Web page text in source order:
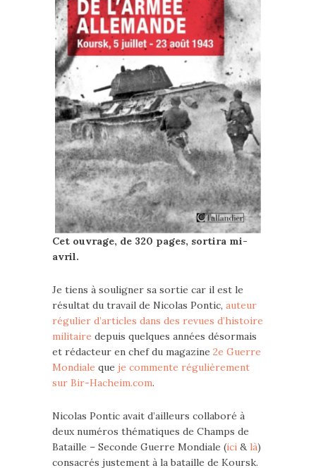
Cet ouvrage, de 320 pages, sortira mi-
avril.
Je tiens à souligner sa sortie car il est le
résultat du travail de Nicolas Pontic, auteur
régulier d’articles dans des revues d’histoire
militaire depuis quelques années désormais
et rédacteur en chef du magazine 2e Guerre
Mondiale que je commente régulièrement
sur Bir-Hacheim.com.
Nicolas Pontic avait d’ailleurs collaboré à
deux numéros thématiques de Champs de
Bataille – Seconde Guerre Mondiale (ici & là)
consacrés justement à la bataille de Koursk.